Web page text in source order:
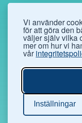
Vi använder
för att göra den
väljer själv vilka
mer om hur vi
vår
Inställningar
Företagslån
Sparkonto
Bolån
Aktier
ÖVRIGT
Hälsofakta
Digital säkerhet
Personlig säkerhet